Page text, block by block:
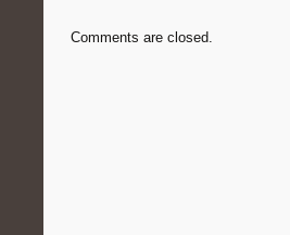
Comments are closed.